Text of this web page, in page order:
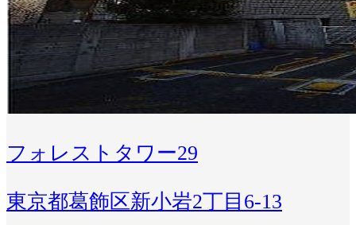
フォレストタワー29
東京都葛飾区新小岩2丁目6-13